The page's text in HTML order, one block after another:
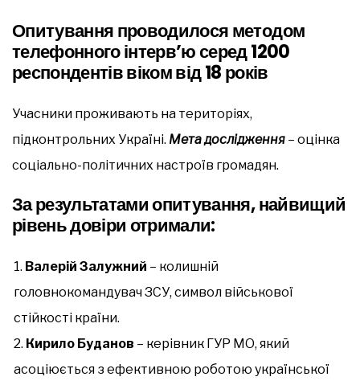
Опитування проводилося методом
телефонного інтерв’ю серед 1200
респондентів віком від 18 років
Учасники проживають на територіях,
підконтрольних Україні. Мета дослідження – оцінка
соціально-політичних настроїв громадян.
За результатами опитування, найвищий
рівень довіри отримали:
Валерій Залужний – колишній
головнокомандувач ЗСУ, символ військової
стійкості країни.
Кирило Буданов – керівник ГУР МО, який
асоціюється з ефективною роботою української